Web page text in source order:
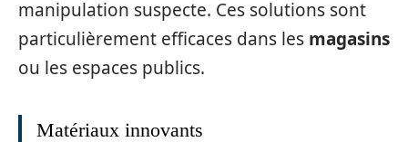
manipulation suspecte. Ces solutions sont
particulièrement efficaces dans les magasins
ou les espaces publics.
Matériaux innovants